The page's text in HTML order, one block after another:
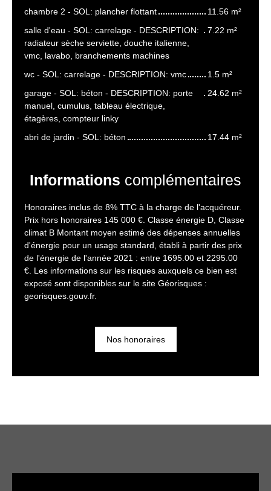
chambre 2 - SOL: plancher flottant
11.56 m²
salle d'eau - SOL: carrelage - DESCRIPTION:
radiateur sèche serviette, douche italienne,
vmc, lavabo, branchements machines
7.22 m²
wc - SOL: carrelage - DESCRIPTION: vmc
1.5 m²
garage - SOL: béton - DESCRIPTION: porte
manuel, cumulus, tableau électrique,
étagères, compteur linky
24.62 m²
abri de jardin - SOL: béton 17.44 m²
Informations complémentaires
Honoraires inclus de 8% TTC à la charge de l'acquéreur.
Prix hors honoraires 145 000 €. Classe énergie D, Classe
climat B Montant moyen estimé des dépenses annuelles
d'énergie pour un usage standard, établi à partir des prix
de l'énergie de l'année 2021 : entre 1695.00 et 2295.00
€. Les informations sur les risques auxquels ce bien est
exposé sont disponibles sur le site Géorisques :
georisques.gouv.fr.
Nos honoraires